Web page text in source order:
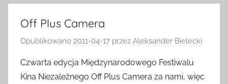
Off Plus Camera
Opublikowano 2011-04-17 przez Aleksander Bielecki
Czwarta edycja Międzynarodowego Festiwalu
Kina Niezależnego Off Plus Camera za nami, więc